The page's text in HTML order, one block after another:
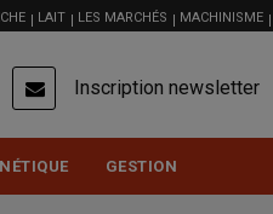
LAIT LES MARCHÉS MACHINISME
Inscription newsletter
GESTION